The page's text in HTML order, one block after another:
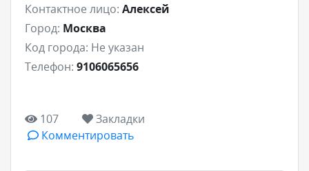
Контактное лицо: Алексей
Город: Москва
Код города: Не указан
Телефон: 9106065656
107
Закладки
Комментировать